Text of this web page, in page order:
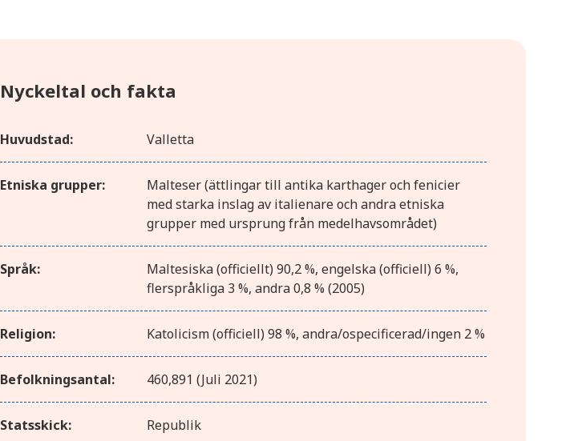
Nyckeltal och fakta
Huvudstad: Valletta
Etniska grupper:
Malteser (ättlingar till antika karthager och fenicier
med starka inslag av italienare och andra etniska
grupper med ursprung från medelhavsområdet)
Språk:
Maltesiska (officiellt) 90,2 %, engelska (officiell) 6 %,
flerspråkliga 3 %, andra 0,8 % (2005)
Religion: Katolicism (officiell) 98 %, andra/ospecificerad/ingen 2 %
Befolkningsantal: 460,891 (Juli 2021)
Statsskick: Republik